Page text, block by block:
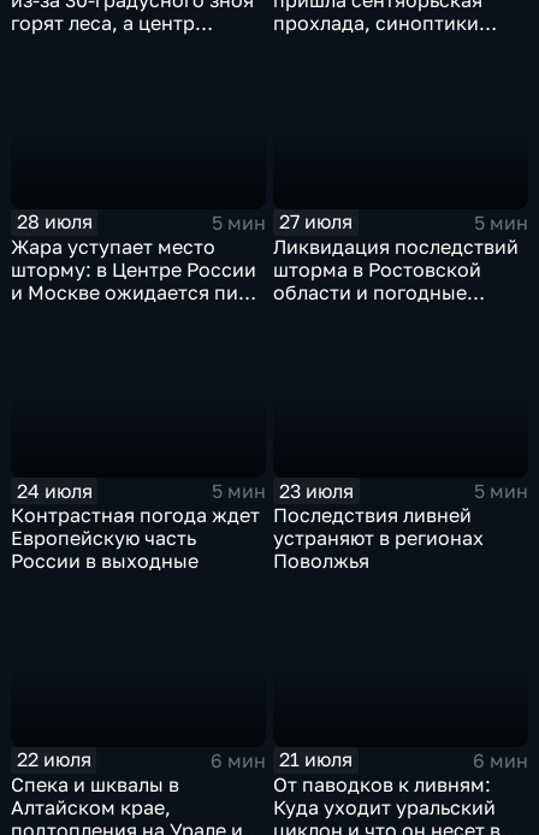
горят леса, а центр
прохлада, синоптики
28 июля
5 мин
Жара уступает место
шторму: в Центре России
и Москве ожидается пик
27 июля
5 мин
Ликвидация последствий
шторма в Ростовской
области и погодные
24 июля
5 мин
Контрастная погода ждет
Европейскую часть
России в выходные
23 июля
5 мин
Последствия ливней
устраняют в регионах
Поволжья
22 июля
6 мин
Спека и шквалы в
Алтайском крае,
подтопления на Урале и
21 июля
6 мин
От паводков к ливням:
Куда уходит уральский
циклон и что он несет в